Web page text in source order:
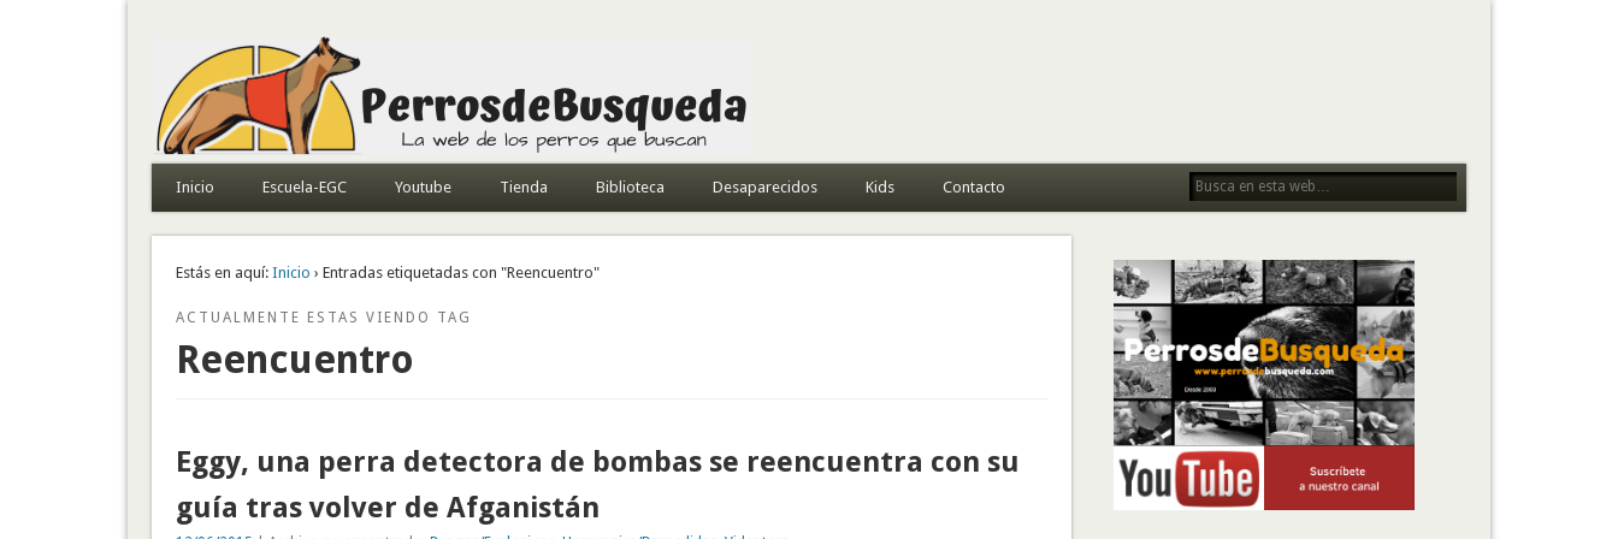
Todo sobre perros de búsqueda y detectores
Inicio Escuela-EGC Youtube Tienda Biblioteca Desaparecidos Kids Contacto
Estás en aquí: Inicio › Entradas etiquetadas con "Reencuentro"
ACTUALMENTE ESTAS VIENDO TAG
Reencuentro
Eggy, una perra detectora de bombas se reencuentra con su
guía tras volver de Afganistán